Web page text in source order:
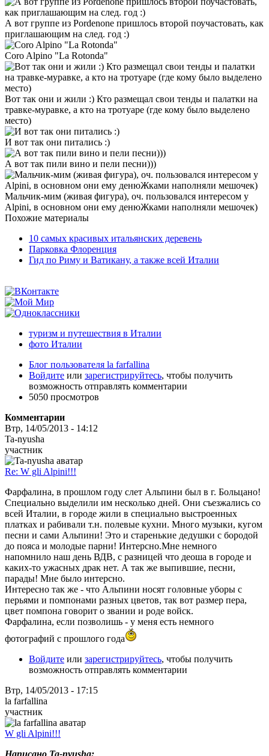
А вот группе из Pordenone пришлось второй поучастовать, как
приглашающим на след. год :)
Coro Alpino "La Rotonda"
Вот так они и жили :) Кто размещал свои тенды и палатки на
травке-муравке, а кто на тротуаре (где кому было выделено
место)
И вот так они питались :)
А вот так пили вино и пели песни)))
Мальчик-мим (живая фигура), оч. пользовался интересом у
Alpini, в основном они ему денюЖками наполняли мешочек)
Похожие материалы
10 самых красивых итальянских деревень
Парковка Флоренция
Гид по Риму и Ватикану, а также всей Италии
туризм и путешествия в Италии
фото Италии
Блог пользователя la farfallina
Войдите или зарегистрируйтесь, чтобы получить
возможность отправлять комментарии
5050 просмотров
Комментарии
Втр, 14/05/2013 - 14:12
Ta-nyusha
участник
Re: W gli Alpini!!!
Фарфалина, в прошлом году слет Альпини был в г. Больцано!
Специально выделили им несколько дней. Они съезжались со
всей Италии, в городе жили в специально выстроенных
платках и рабивали т.н. полевые кухни. Много музыки, кугом
песни и сами Альпини! Это и старенькие дедушки с бородой
до пояса и молодые парни! Интерсно.Мне немного
напомнило наш день ВДВ, с разницей что деоша в городе и
каких-то ужасных драк нет. А так же выпившие, песни,
парады! Мне было интерсно.
Интересно так же - что Альпини носят головные уборы с
перьями и помпонами разных цветов, так вот размер пера,
цвет помпона говорит о звании и роде войск.
Фарфалина, если позволишь - у меня есть немного
фотографий с прошлого года
Войдите или зарегистрируйтесь, чтобы получить
возможность отправлять комментарии
Втр, 14/05/2013 - 17:15
la farfallina
участник
W gli Alpini!!!
Написано Ta-nyusha: